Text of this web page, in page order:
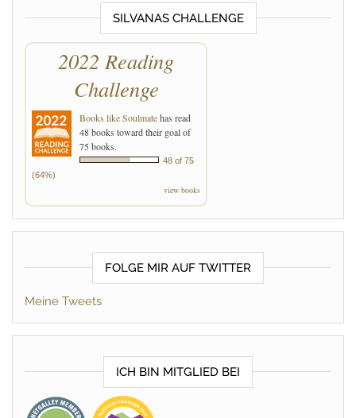
SILVANAS CHALLENGE
2022 Reading
Challenge
Books like Soulmatehas read
48 books toward their goal of
75 books.
48 of 75
(64%)
view books
FOLGE MIR AUF TWITTER
Meine Tweets
ICH BIN MITGLIED BEI